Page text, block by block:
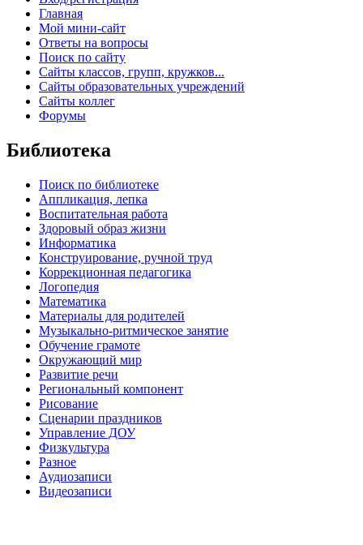
Главная
Мой мини-сайт
Ответы на вопросы
Поиск по сайту
Сайты классов, групп, кружков...
Сайты образовательных учреждений
Сайты коллег
Форумы
Библиотека
Поиск по библиотеке
Аппликация, лепка
Воспитательная работа
Здоровый образ жизни
Информатика
Конструирование, ручной труд
Коррекционная педагогика
Логопедия
Математика
Материалы для родителей
Музыкально-ритмическое занятие
Обучение грамоте
Окружающий мир
Развитие речи
Региональный компонент
Рисование
Сценарии праздников
Управление ДОУ
Физкультура
Разное
Аудиозаписи
Видеозаписи